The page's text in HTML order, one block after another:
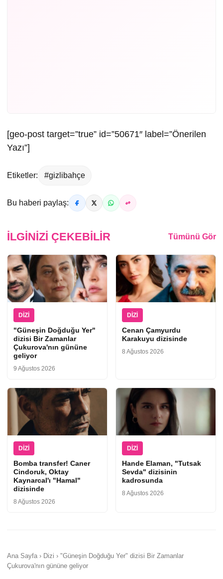
[geo-post target=”true” id=”50671″ label=”Önerilen
Yazı”]
Etiketler: #gizlibahçe
Bu haberi paylaş:
İLGINIZI ÇEKEBILIR Tümünü Gör
DIZI
"Güneşin Doğduğu Yer"
dizisi Bir Zamanlar
Çukurova'nın gününe
geliyor
9 Ağustos 2026
DIZI
Cenan Çamyurdu
Karakuyu dizisinde
8 Ağustos 2026
DIZI
Bomba transfer! Caner
Cindoruk, Oktay
Kaynarcal'ı "Hamal"
dizisinde
8 Ağustos 2026
DIZI
Hande Elaman, "Tutsak
Sevda" dizisinin
kadrosunda
8 Ağustos 2026
Ana Sayfa › Dizi › "Güneşin Doğduğu Yer" dizisi Bir Zamanlar
Çukurova'nın gününe geliyor